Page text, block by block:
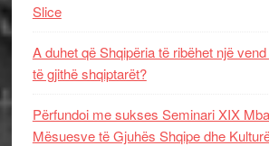
Slice
A duhet që Shqipëria të ribëhet një
të gjithë shqiptarët?
Përfundoi me sukses Seminari XIX
Mësuesve të Gjuhës Shqipe dhe